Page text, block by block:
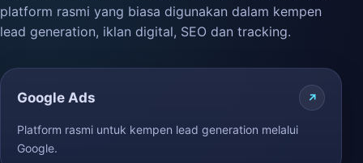
platform rasmi yang biasa digunakan dalam kempen
lead generation, iklan digital, SEO dan tracking.
Google Ads
Platform rasmi untuk kempen lead generation melalui
Google.